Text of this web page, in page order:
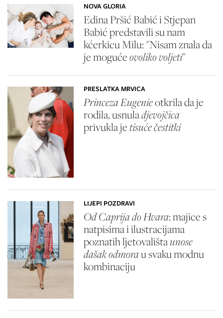
NOVA GLORIA
Edina Pršić Babić i Stjepan
Babić predstavili su nam
kćerkicu Milu: "Nisam znala da
je mogućeovoliko voljeti"
PRESLATKA MRVICA
Princeza Eugenieotkrila da je
rodila, usnuladjevojčica
privukla jetisuće čestitki
LIJEPI POZDRAVI
Od Caprija do Hvara: majice s
natpisima i ilustracijama
poznatih ljetovalištaunose
dašak odmorau svaku modnu
kombinaciju